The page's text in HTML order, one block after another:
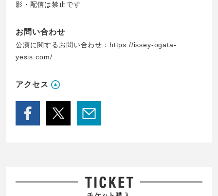
影・配信は禁止です
お問い合わせ
公演に関するお問い合わせ：https://issey-ogata-
yesis.com/
アクセス